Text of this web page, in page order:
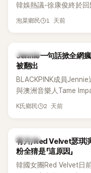
韓娛熱議-徐康俊終於回
泡菜鄉民 1 天前
K-POP
Jennie一句話掀全網
被翻出
BLACKPINK成員Jennie
與澳洲音樂人Tame
Remix）〉的幕後故事，
K氏鄉民 2 天前
K-POP
有片/Red Velvet瑟琪
粉全猜是「這原因」
韓國女團Red Velvet日